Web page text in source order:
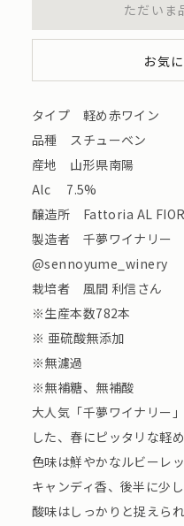
ただいま
お気
タイプ 軽め赤ワイン
品種 スチューベン
産地 山形県南陽
Alc 7.5%
醸造所 Fattoria AL
製造者 千夢ワイナリー
@sennoyume_winery
栽培者 風間 利信さん
※生産本数782本
※ 亜硫酸無添加
※無濾過
※無補糖、無補酸
大人気「千夢ワイナリー
した、春にピッタリな軽
色味は鮮やかなルビーレ
キャンディ香、後半に少
酸味はしっかりと捉えら